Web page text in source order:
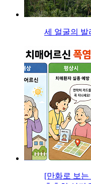
세 얼굴의 발
[만화로 보는